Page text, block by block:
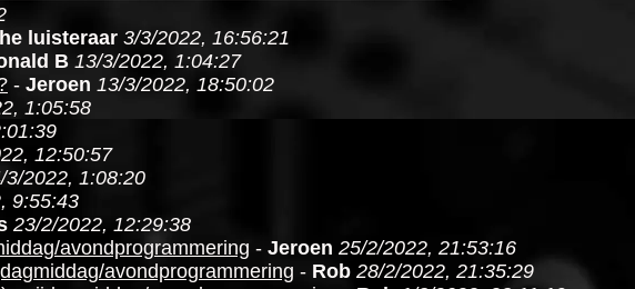
luisteraar 3/3/2022, 16:56:21
B 13/3/2022, 1:04:27
- Jeroen 13/3/2022, 18:50:02
1:05:58
12:50:57
3/2022, 1:08:20
9:55:43
23/2/2022, 12:29:38
avondprogrammering - Jeroen 25/2/2022, 21:53:16
avondprogrammering - Rob 28/2/2022, 21:35:29